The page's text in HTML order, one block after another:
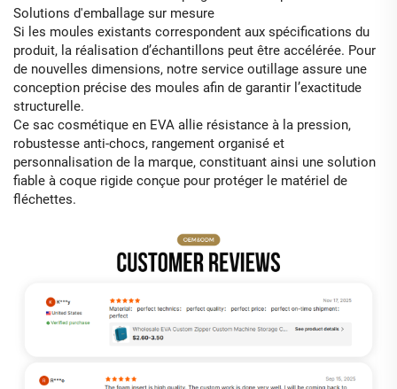
Solutions d'emballage sur mesure
Si les moules existants correspondent aux spécifications du
produit, la réalisation d’échantillons peut être accélérée. Pour
de nouvelles dimensions, notre service outillage assure une
conception précise des moules afin de garantir l’exactitude
structurelle.
Ce sac cosmétique en EVA allie résistance à la pression,
robustesse anti-chocs, rangement organisé et
personnalisation de la marque, constituant ainsi une solution
fiable à coque rigide conçue pour protéger le matériel de
fléchettes.